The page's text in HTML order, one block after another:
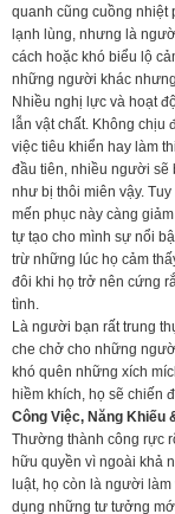
quanh cũng cuồng nhiệt
lạnh lùng, nhưng là
cách hoặc khó biểu lộ
những người khác
Nhiều nghị lực và hoạt
lẫn vật chất. Không
việc tiêu khiển hay làm
đầu tiên, nhiều người sẽ
như bị thôi miên vậy.
mến phục này càng
tự tạo cho mình sự nổi
trừ những lúc họ cảm
đôi khi họ trở nên cứng
tình.
Là người bạn rất trung
che chở cho những
khó quên những xích
hiềm khích, họ sẽ chiến
Công Việc, Năng Khiếu
Thường thành công rực
hữu quyền vì ngoài khả
luật, họ còn là người
dụng những tư tưởng